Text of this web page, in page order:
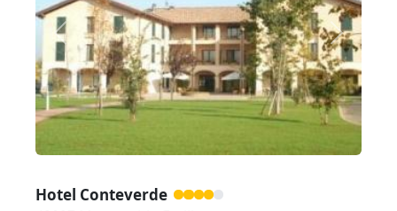
Zurück Weiter
Hotel Conteverde